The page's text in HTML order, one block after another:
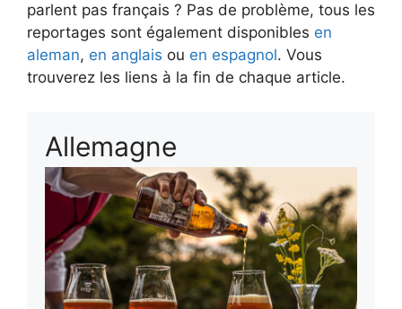
parlent pas français ? Pas de problème, tous les
reportages sont également disponibles en
aleman, en anglais ou en espagnol. Vous
trouverez les liens à la fin de chaque article.
Allemagne